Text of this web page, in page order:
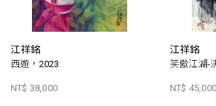
江祥銘
西遊，2023
NT$ 38,000
江祥銘
笑傲江湖-
NT$ 45,000